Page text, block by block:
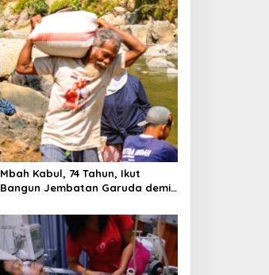
Mbah Kabul, 74 Tahun, Ikut
Bangun Jembatan Garuda demi